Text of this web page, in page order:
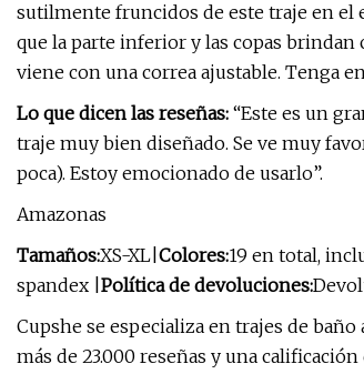
sutilmente fruncidos de este traje en el
que la parte inferior y las copas
viene con una correa ajustable. Tenga
Lo que dicen las reseñas: “Este es un
traje muy bien diseñado. Se ve muy
poca). Estoy emocionado de usarlo”.
Amazonas
Tamaños:XS-XL Colores:19 en total,
spandex | Política de devoluciones:
Cupshe se especializa en trajes de
más de 23.000 reseñas y una